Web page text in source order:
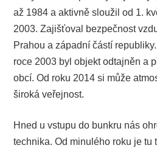
až 1984 a aktivně sloužil od 1.
2003. Zajišťoval bezpečnost
Prahou a západní částí
roce 2003 byl objekt odtajněn a
obcí. Od roku 2014 si může
široká veřejnost.
Hned u vstupu do bunkru nás
technika. Od minulého roku je tu